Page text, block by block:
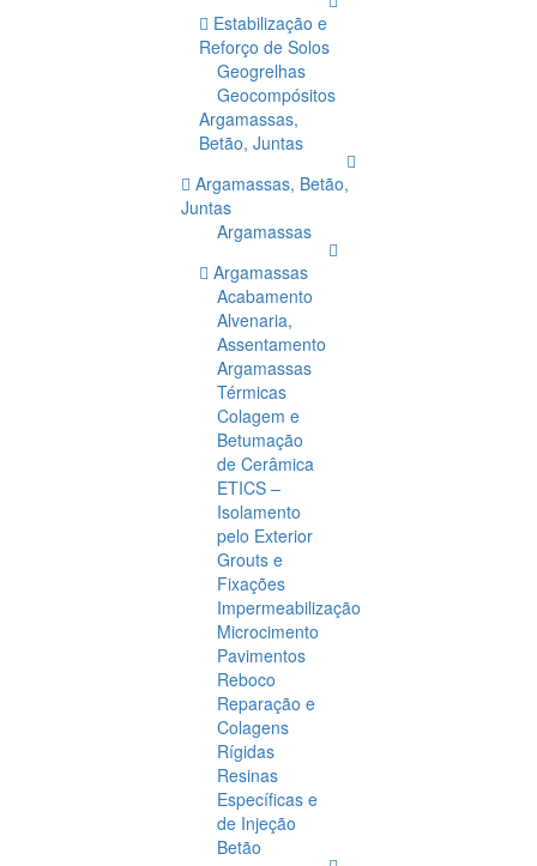
Estabilização e
Reforço de Solos
Geogrelhas
Geocompósitos
Argamassas,
Betão, Juntas
Argamassas, Betão,
Juntas
Argamassas
Argamassas
Acabamento
Alvenaria,
Assentamento
Argamassas
Térmicas
Colagem e
Betumação
de Cerâmica
ETICS –
Isolamento
pelo Exterior
Grouts e
Fixações
Impermeabilização
Microcimento
Pavimentos
Reboco
Reparação e
Colagens
Rígidas
Resinas
Específicas e
de Injeção
Betão